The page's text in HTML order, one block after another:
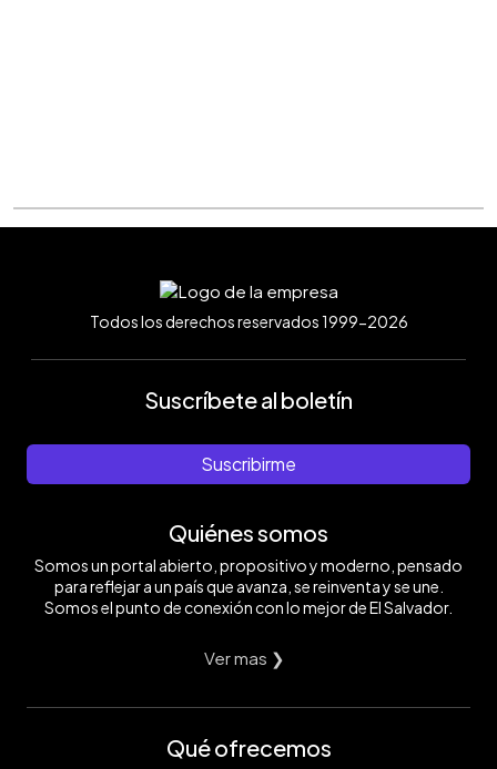
Todos los derechos reservados 1999-2026
Suscríbete al boletín
Suscribirme
Quiénes somos
Somos un portal abierto, propositivo y moderno, pensado
para reflejar a un país que avanza, se reinventa y se une.
Somos el punto de conexión con lo mejor de El Salvador.
Ver mas ❯
Qué ofrecemos